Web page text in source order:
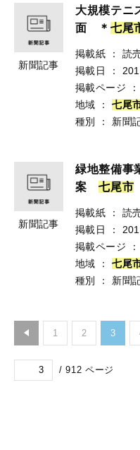
新聞記事
大規模テニ
面 ＊ 七尾
掲載紙 ：
読
掲載日
：
掲載ページ
：
地域
： 七尾
種別
： 新聞
新聞記事
緑地整備事
案七尾市
掲載紙 ：
読
掲載日
：
掲載ページ
：
地域
： 七尾
種別
： 新聞
1 2 3
/ 912 ページ